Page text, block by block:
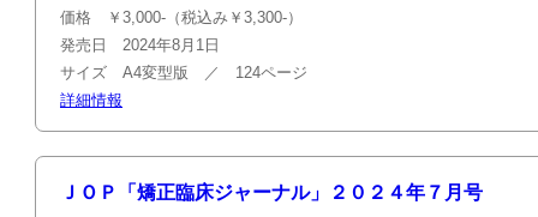
価格 ￥3,000-（税込み￥3,300-）
発売日 2024年8月1日
サイズ A4変型版 ／ 124ページ
詳細情報
ＪＯＰ「矯正臨床ジャーナル」２０２４年７月号